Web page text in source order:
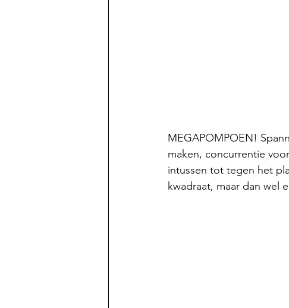
MEGAPOMPOEN!
maken, concurrentie
intussen tot tegen het
kwadraat, maar dan wel